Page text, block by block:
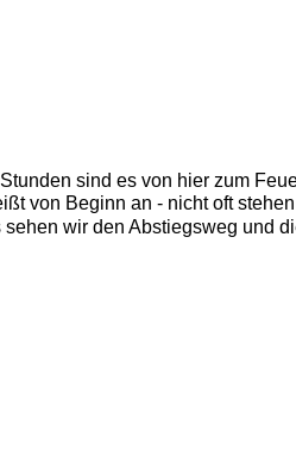
sind es von hier zum
von Beginn an - nicht oft
sehen wir den Abstiegsweg und